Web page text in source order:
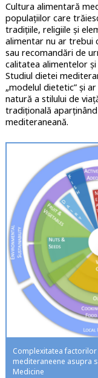
Cultura alimentară
populațiilor care
tradițiile, religiile și
alimentar nu ar trebui
sau recomandări de
calitatea alimentelor
Studiul dietei
„modelul dietetic” și
natură a stilului de
tradițională
mediteraneană.
Complexitatea
mediteraneene asupra
Medicine